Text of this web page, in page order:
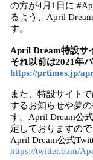
の方が4月1日に
るよう、April
す。
April Dream特設サ
それ以前は2021年
https://prtimes.jp/
また、特設サイト
するお知らせや夢
す。April Dream公
定しておりますの
April Dream公式
https://twitter.com/